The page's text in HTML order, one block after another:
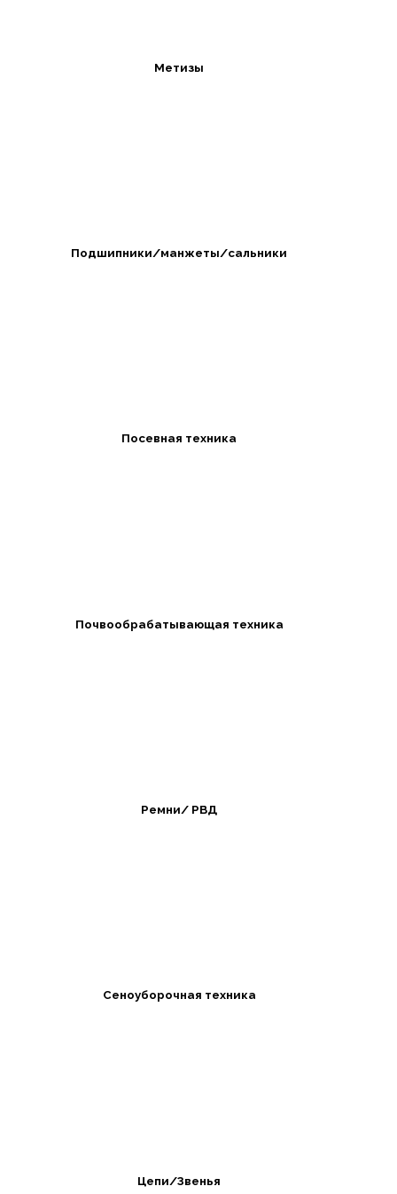
Метизы
Подшипники/манжеты/сальники
Посевная техника
Почвообрабатывающая техника
Ремни/ РВД
Сеноуборочная техника
Цепи/Звенья